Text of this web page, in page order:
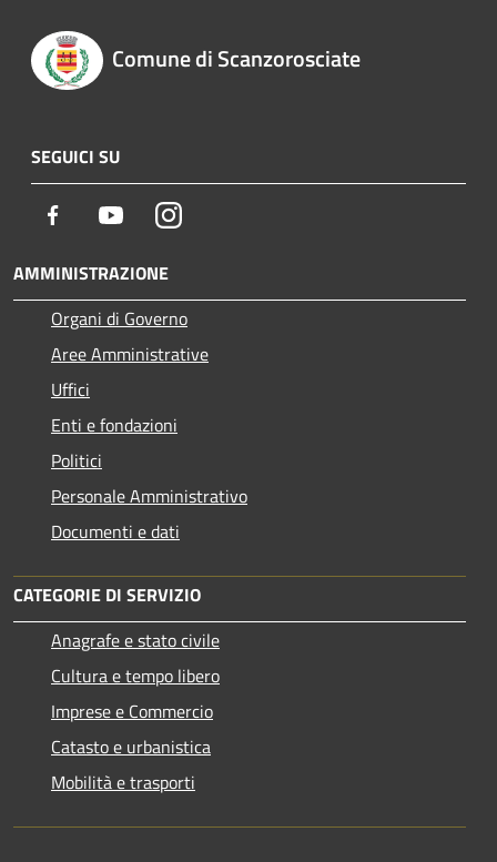
Comune di Scanzorosciate
SEGUICI SU
Facebook YoutubeInstagram
AMMINISTRAZIONE
Organi di Governo
Aree Amministrative
Uffici
Enti e fondazioni
Politici
Personale Amministrativo
Documenti e dati
CATEGORIE DI SERVIZIO
Anagrafe e stato civile
Cultura e tempo libero
Imprese e Commercio
Catasto e urbanistica
Mobilità e trasporti